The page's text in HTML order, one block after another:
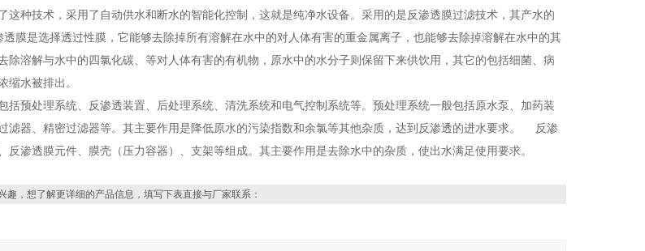
这种技术，采用了自动供水和断水的智能化控制，这就是纯净水设备。采用的是反渗透膜过滤技术，其产水的
膜是选择透过性膜，它能够去除掉所有溶解在水中的对人体有害的重金属离子，也能够去除掉溶解在水中的其
除溶解与水中的四氯化碳、等对人体有害的有机物，原水中的水分子则保留下来供饮用，其它的包括细菌、病
缩水被排出。
括预处理系统、反渗透装置、后处理系统、清洗系统和电气控制系统等。 预处理系统一般包括原水泵、加药装
滤器、精密过滤器等。其主要作用是降低原水的污染指数和余氯等其他杂质，达到反渗透的进水要求。 反渗
反渗透膜元件、膜壳（压力容器）、支架等组成。其主要作用是去除水中的杂质，使出水满足使用要求。
趣，想了解更详细的产品信息，填写下表直接与厂家联系：